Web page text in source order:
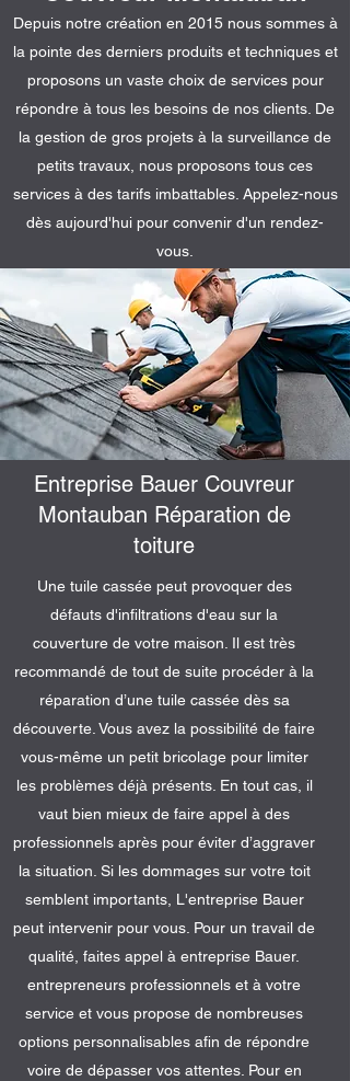
Depuis notre création en 2015 nous sommes à
la pointe des derniers produits et techniques et
proposons un vaste choix de services pour
répondre à tous les besoins de nos clients. De
la gestion de gros projets à la surveillance de
petits travaux, nous proposons tous ces
services à des tarifs imbattables. Appelez-nous
dès aujourd'hui pour convenir d'un rendez-
vous.
Entreprise Bauer Couvreur
Montauban Réparation de
toiture
Une tuile cassée peut provoquer des
défauts d'infiltrations d'eau sur la
couverture de votre maison. Il est très
recommandé de tout de suite procéder à la
réparation d’une tuile cassée dès sa
découverte. Vous avez la possibilité de faire
vous-même un petit bricolage pour limiter
les problèmes déjà présents. En tout cas, il
vaut bien mieux de faire appel à des
professionnels après pour éviter d’aggraver
la situation. Si les dommages sur votre toit
semblent importants, L'entreprise Bauer
peut intervenir pour vous. Pour un travail de
qualité, faites appel à entreprise Bauer.
entrepreneurs professionnels et à votre
service et vous propose de nombreuses
options personnalisables afin de répondre
voire de dépasser vos attentes. Pour en